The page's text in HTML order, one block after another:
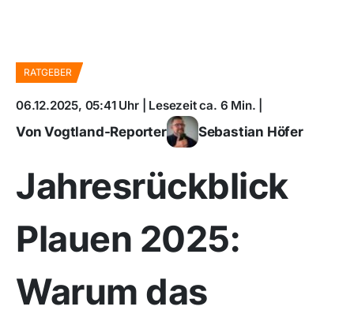
RATGEBER
06.12.2025, 05:41 Uhr | Lesezeit ca. 6 Min. |
Von Vogtland-Reporter Sebastian Höfer
Jahresrückblick
Plauen 2025:
Warum das